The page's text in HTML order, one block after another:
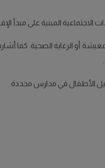
المبنية على مبدأ
أو الرعاية الصحية. كما